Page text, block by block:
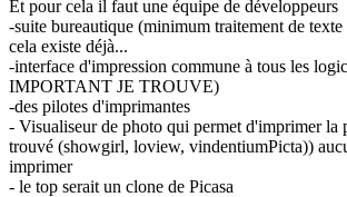
Et pour cela il faut une équipe de développeurs
-suite bureautique (minimum traitement de
cela existe déjà...
-interface d'impression commune à tous les
IMPORTANT JE TROUVE)
-des pilotes d'imprimantes
- Visualiseur de photo qui permet d'imprimer la
trouvé (showgirl, loview, vindentiumPicta))
imprimer
- le top serait un clone de Picasa